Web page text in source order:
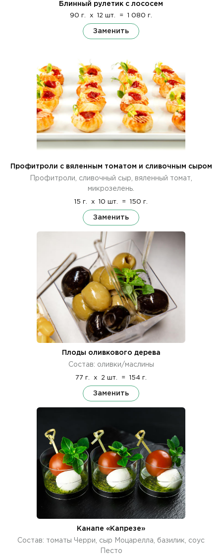
Блинный рулетик с лососем
90 г. x 12 шт. = 1 080 г.
Заменить
Профитроли с вяленным томатом и сливочным сыром
Профитроли, сливочный сыр, вяленный томат,
микрозелень.
15 г. x 10 шт. = 150 г.
Заменить
Плоды оливкового дерева
Состав: оливки/маслины
77 г. x 2 шт. = 154 г.
Заменить
Канапе «Капрезе»
Состав: томаты Черри, сыр Моцарелла, базилик, соус
Песто